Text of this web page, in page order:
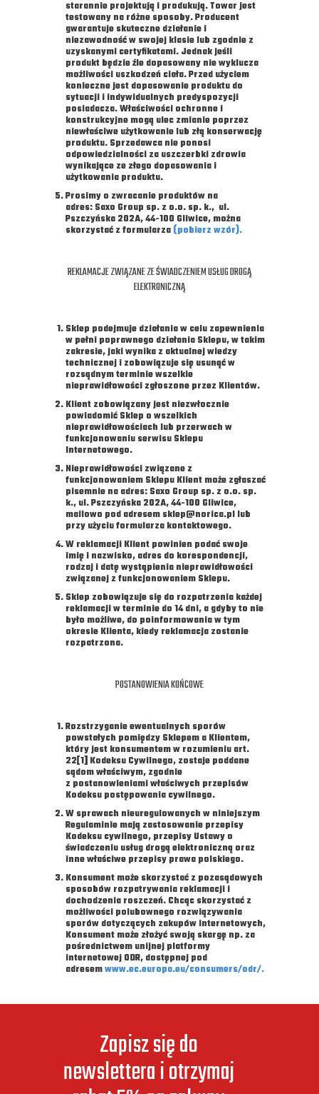
starannie projektują i produkują. Towar jest
testowany na różne sposoby. Producent
gwarantuje skuteczne działanie i
niezawodność w swojej klasie lub zgodnie z
uzyskanymi certyfikatami. Jednak jeśli
produkt będzie źle dopasowany nie wyklucza
możliwości uszkodzeń ciała. Przed użyciem
konieczne jest dopasowanie produktu do
sytuacji i indywidualnych predyspozycji
posiadacza. Właściwości ochronne i
konstrukcyjne mogą ulec zmianie poprzez
niewłaściwe użytkowanie lub złą konserwację
produktu. Sprzedawca nie ponosi
odpowiedzialności za uszczerbki zdrowia
wynikające ze złego dopasowania i
użytkowania produktu.
Prosimy o zwracanie produktów na
adres: Saxo Group sp. z o.o. sp. k., ul.
Pszczyńska 202A, 44-100 Gliwice, można
skorzystać z formularza (pobierz wzór).
REKLAMACJE ZWIĄZANE ZE ŚWIADCZENIEM USŁUG DROGĄ
ELEKTRONICZNĄ
Sklep podejmuje działania w celu zapewnienia
w pełni poprawnego działania Sklepu, w takim
zakresie, jaki wynika z aktualnej wiedzy
technicznej i zobowiązuje się usunąć w
rozsądnym terminie wszelkie
nieprawidłowości zgłoszone przez Klientów.
Klient zobowiązany jest niezwłocznie
powiadomić Sklep o wszelkich
nieprawidłowościach lub przerwach w
funkcjonowaniu serwisu Sklepu
Internetowego.
Nieprawidłowości związane z
funkcjonowaniem Sklepu Klient może zgłaszać
pisemnie na adres: Saxo Group sp. z o.o. sp.
k., ul. Pszczyńska 202A, 44-100 Gliwice,
mailowo pod adresem sklep@norica.pl lub
przy użyciu formularza kontaktowego.
W reklamacji Klient powinien podać swoje
imię i nazwisko, adres do korespondencji,
rodzaj i datę wystąpienia nieprawidłowości
związanej z funkcjonowaniem Sklepu.
Sklep zobowiązuje się do rozpatrzenia każdej
reklamacji w terminie do 14 dni, a gdyby to nie
było możliwe, do poinformowania w tym
okresie Klienta, kiedy reklamacja zostanie
rozpatrzona.
POSTANOWIENIA KOŃCOWE
Rozstrzyganie ewentualnych sporów
powstałych pomiędzy Sklepem a Klientem,
który jest konsumentem w rozumieniu art.
22[1] Kodeksu Cywilnego, zostaje poddane
sądom właściwym, zgodnie
z postanowieniami właściwych przepisów
Kodeksu postępowania cywilnego.
W sprawach nieuregulowanych w niniejszym
Regulaminie mają zastosowanie przepisy
Kodeksu cywilnego, przepisy Ustawy o
świadczeniu usług drogą elektroniczną oraz
inne właściwe przepisy prawa polskiego.
Konsument może skorzystać z pozasądowych
sposobów rozpatrywania reklamacji i
dochodzenia roszczeń. Chcąc skorzystać z
możliwości polubownego rozwiązywania
sporów dotyczących zakupów internetowych,
Konsument może złożyć swoją skargę np. za
pośrednictwem unijnej platformy
internetowej ODR, dostępnej pod
adresemwww.ec.europa.eu/consumers/odr/.
Zapisz się do
newslettera i otrzymaj